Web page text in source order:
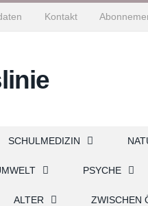
Kontakt
SCHULMEDIZIN
PSYCHE
ALTER ZWISCHEN